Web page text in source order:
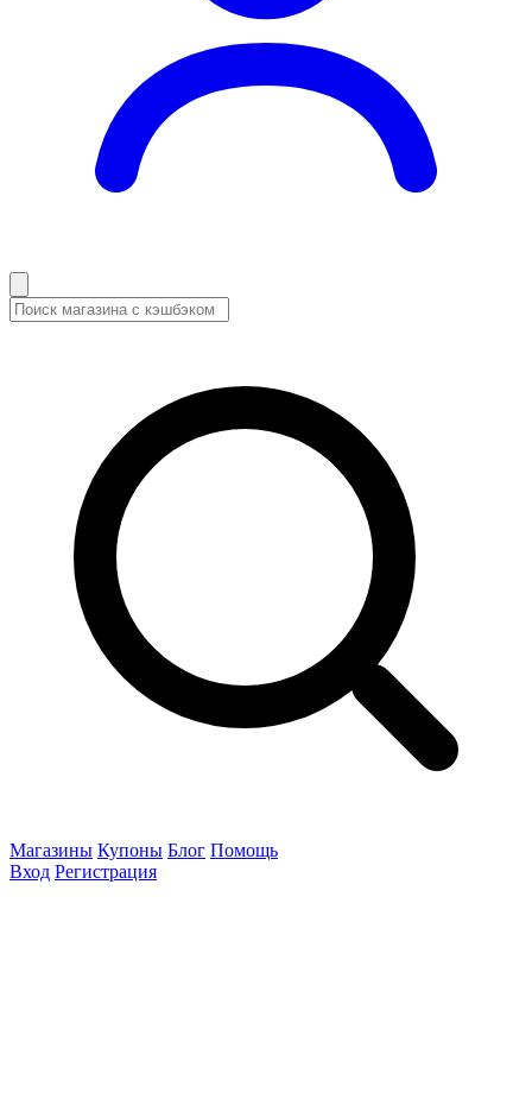
Магазины Купоны Блог Помощь
Вход Регистрация